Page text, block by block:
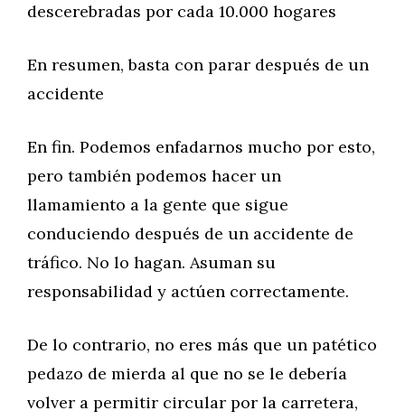
descerebradas por cada 10.000 hogares
En resumen, basta con parar después de un
accidente
En fin. Podemos enfadarnos mucho por esto,
pero también podemos hacer un
llamamiento a la gente que sigue
conduciendo después de un accidente de
tráfico. No lo hagan. Asuman su
responsabilidad y actúen correctamente.
De lo contrario, no eres más que un patético
pedazo de mierda al que no se le debería
volver a permitir circular por la carretera,